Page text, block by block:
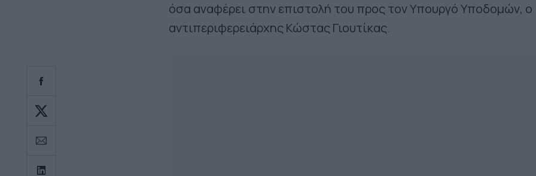
όσα αναφέρει στην επιστολή του προς τον Υπουργό Υποδομών, ο
αντιπεριφερειάρχης Κώστας Γιουτίκας.